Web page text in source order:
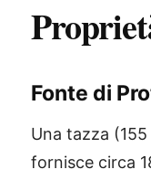
Fonte di
Una tazza
fornisce circa